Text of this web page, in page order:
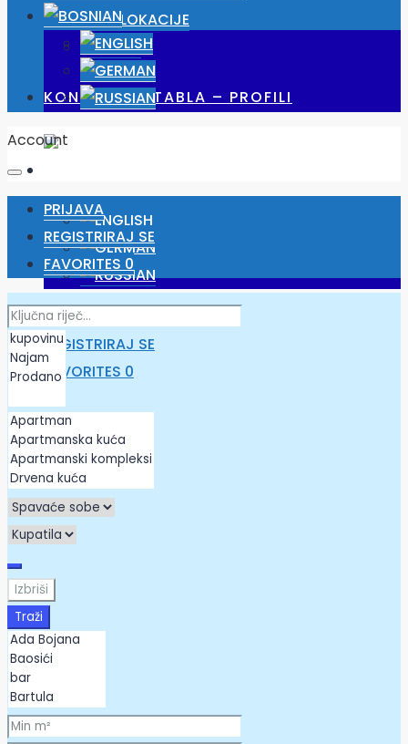
NAŠE LOKACIJE
POSLOVI
KONTROLNA TABLA – PROFILI
PRIJAVA
REGISTRIRAJ SE
FAVORITES 0
Account
PRIJAVA
REGISTRIRAJ SE
FAVORITES 0
Izbriši
Traži